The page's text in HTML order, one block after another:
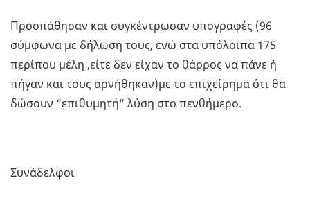
Προσπάθησαν και συγκέντρωσαν υπογραφές (96
σύμφωνα με δήλωση τους, ενώ στα υπόλοιπα 175
περίπου μέλη ,είτε δεν είχαν το θάρρος να πάνε ή
πήγαν και τους αρνήθηκαν)με το επιχείρημα ότι θα
δώσουν “επιθυμητή” λύση στο πενθήμερο.
Συνάδελφοι